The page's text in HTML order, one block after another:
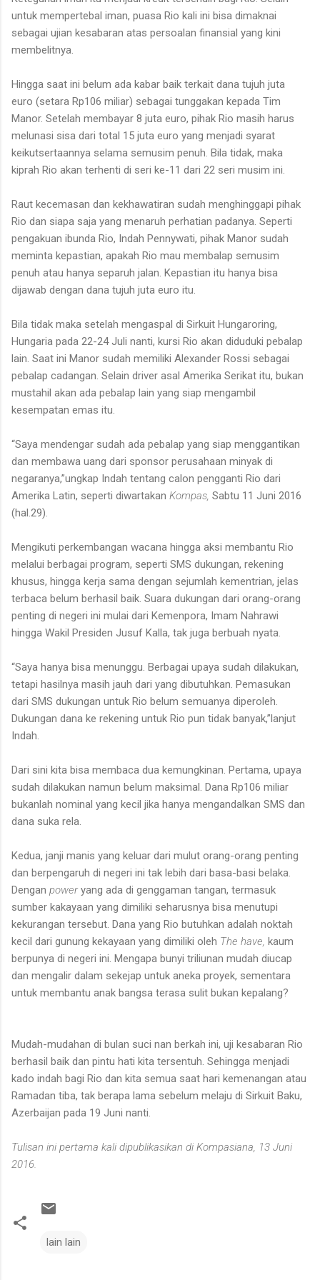
untuk mempertebal iman, puasa Rio kali ini bisa dimaknai
sebagai ujian kesabaran atas persoalan finansial yang kini
membelitnya.
Hingga saat ini belum ada kabar baik terkait dana tujuh juta
euro (setara Rp106 miliar) sebagai tunggakan kepada Tim
Manor. Setelah membayar 8 juta euro, pihak Rio masih harus
melunasi sisa dari total 15 juta euro yang menjadi syarat
keikutsertaannya selama semusim penuh. Bila tidak, maka
kiprah Rio akan terhenti di seri ke-11 dari 22 seri musim ini.
Raut kecemasan dan kekhawatiran sudah menghinggapi pihak
Rio dan siapa saja yang menaruh perhatian padanya. Seperti
pengakuan ibunda Rio, Indah Pennywati, pihak Manor sudah
meminta kepastian, apakah Rio mau membalap semusim
penuh atau hanya separuh jalan. Kepastian itu hanya bisa
dijawab dengan dana tujuh juta euro itu.
Bila tidak maka setelah mengaspal di Sirkuit Hungaroring,
Hungaria pada 22-24 Juli nanti, kursi Rio akan diduduki pebalap
lain. Saat ini Manor sudah memiliki Alexander Rossi sebagai
pebalap cadangan. Selain driver asal Amerika Serikat itu, bukan
mustahil akan ada pebalap lain yang siap mengambil
kesempatan emas itu.
“Saya mendengar sudah ada pebalap yang siap menggantikan
dan membawa uang dari sponsor perusahaan minyak di
negaranya,”ungkap Indah tentang calon pengganti Rio dari
Amerika Latin, seperti diwartakan Kompas, Sabtu 11 Juni 2016
(hal.29).
Mengikuti perkembangan wacana hingga aksi membantu Rio
melalui berbagai program, seperti SMS dukungan, rekening
khusus, hingga kerja sama dengan sejumlah kementrian, jelas
terbaca belum berhasil baik. Suara dukungan dari orang-orang
penting di negeri ini mulai dari Kemenpora, Imam Nahrawi
hingga Wakil Presiden Jusuf Kalla, tak juga berbuah nyata.
“Saya hanya bisa menunggu. Berbagai upaya sudah dilakukan,
tetapi hasilnya masih jauh dari yang dibutuhkan. Pemasukan
dari SMS dukungan untuk Rio belum semuanya diperoleh.
Dukungan dana ke rekening untuk Rio pun tidak banyak,”lanjut
Indah.
Dari sini kita bisa membaca dua kemungkinan. Pertama, upaya
sudah dilakukan namun belum maksimal. Dana Rp106 miliar
bukanlah nominal yang kecil jika hanya mengandalkan SMS dan
dana suka rela.
Kedua, janji manis yang keluar dari mulut orang-orang penting
dan berpengaruh di negeri ini tak lebih dari basa-basi belaka.
Dengan poweryang ada di genggaman tangan, termasuk
sumber kakayaan yang dimiliki seharusnya bisa menutupi
kekurangan tersebut. Dana yang Rio butuhkan adalah noktah
kecil dari gunung kekayaan yang dimiliki oleh The have, kaum
berpunya di negeri ini. Mengapa bunyi triliunan mudah diucap
dan mengalir dalam sekejap untuk aneka proyek, sementara
untuk membantu anak bangsa terasa sulit bukan kepalang?
Mudah-mudahan di bulan suci nan berkah ini, uji kesabaran Rio
berhasil baik dan pintu hati kita tersentuh. Sehingga menjadi
kado indah bagi Rio dan kita semua saat hari kemenangan atau
Ramadan tiba, tak berapa lama sebelum melaju di Sirkuit Baku,
Azerbaijan pada 19 Juni nanti
Tulisan ini pertama kali dipublikasikan di Kompasiana, 13 Juni
2016.
lain lain